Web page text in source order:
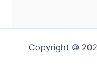
Copyright ©